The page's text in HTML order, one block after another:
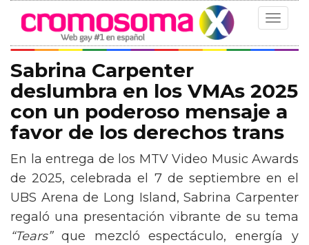
Toggle
Sabrina Carpenter
deslumbra en los VMAs 2025
con un poderoso mensaje a
favor de los derechos trans
En la entrega de los MTV Video Music Awards
de 2025, celebrada el 7 de septiembre en el
UBS Arena de Long Island, Sabrina Carpenter
regaló una presentación vibrante de su tema
“Tears”que mezcló espectáculo, energía y